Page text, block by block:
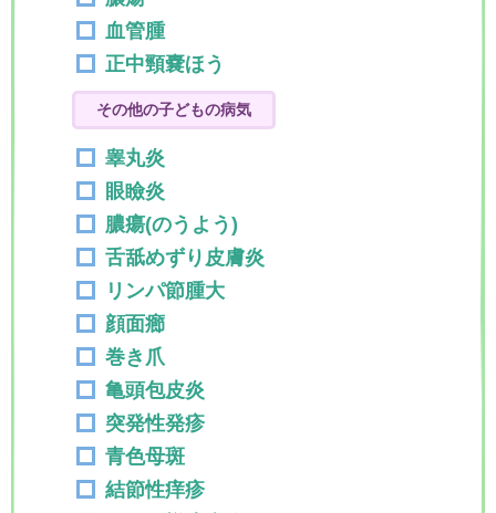
血管腫
正中頸嚢ほう
その他の子どもの病気
睾丸炎
眼瞼炎
膿瘍(のうよう)
舌舐めずり皮膚炎
リンパ節腫大
顔面癤
巻き爪
亀頭包皮炎
突発性発疹
青色母斑
結節性痒疹